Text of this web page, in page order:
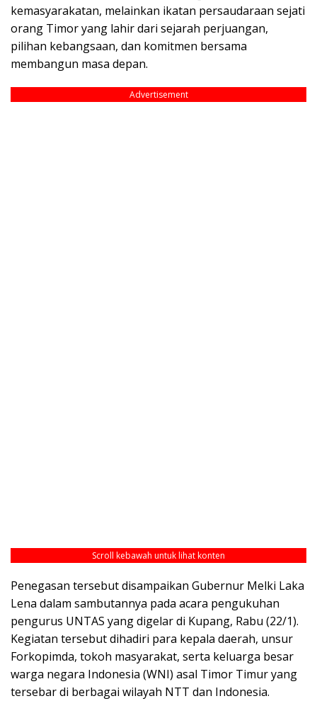
kemasyarakatan, melainkan ikatan persaudaraan sejati
orang Timor yang lahir dari sejarah perjuangan,
pilihan kebangsaan, dan komitmen bersama
membangun masa depan.
Advertisement
Scroll kebawah untuk lihat konten
Penegasan tersebut disampaikan Gubernur Melki Laka
Lena dalam sambutannya pada acara pengukuhan
pengurus UNTAS yang digelar di Kupang, Rabu (22/1).
Kegiatan tersebut dihadiri para kepala daerah, unsur
Forkopimda, tokoh masyarakat, serta keluarga besar
warga negara Indonesia (WNI) asal Timor Timur yang
tersebar di berbagai wilayah NTT dan Indonesia.